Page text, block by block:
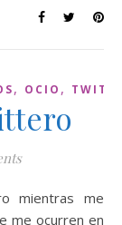
, OCIO ,
me ocurren en